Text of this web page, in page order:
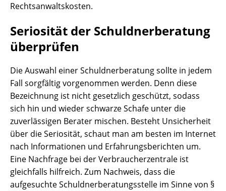
Rechtsanwaltskosten.
Seriosität der Schuldnerberatung
überprüfen
Die Auswahl einer Schuldnerberatung sollte in jedem
Fall sorgfältig vorgenommen werden. Denn diese
Bezeichnung ist nicht gesetzlich geschützt, sodass
sich hin und wieder schwarze Schafe unter die
zuverlässigen Berater mischen. Besteht Unsicherheit
über die Seriosität, schaut man am besten im Internet
nach Informationen und Erfahrungsberichten um.
Eine Nachfrage bei der Verbraucherzentrale ist
gleichfalls hilfreich. Zum Nachweis, dass die
aufgesuchte Schuldnerberatungsstelle im Sinne von §